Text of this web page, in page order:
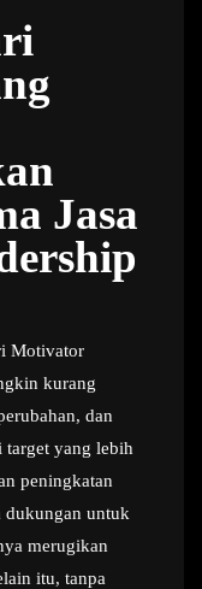
Jasa
Motivator
kurang
dan
target yang lebih
peningkatan
dukungan untuk
merugikan
itu, tanpa